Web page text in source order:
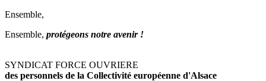
Ensemble,
Ensemble, protégeons notre avenir !
SYNDICAT FORCE OUVRIERE
des personnels de la Collectivité européenne d'Alsace